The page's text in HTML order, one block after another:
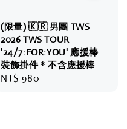
(限量) 🇰🇷 男團 TWS
2026 TWS TOUR
'24/7:FOR:YOU' 應援棒
裝飾掛件＊不含應援棒
Regular
NT$ 980